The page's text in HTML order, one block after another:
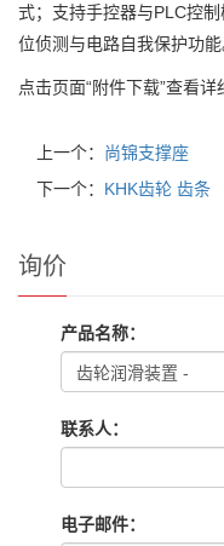
式；支持手控器与PLC控
位侦测与电路自我保护功能
点击页面“附件下载”查看详
上一个： 尚锦支撑座
下一个： KHK齿轮 齿条
询价
产品名称：
联系人：
电子邮件：